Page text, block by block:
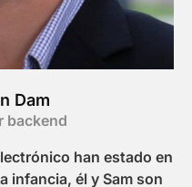
Dam
backend
han estado en
infancia, él y Sam son